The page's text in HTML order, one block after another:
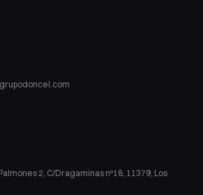
2, C/Dragaminas nº18, 11379, Los